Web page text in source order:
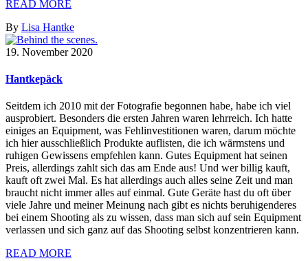
READ MORE
By Lisa Hantke
19. November 2020
Hantkepäck
Seitdem ich 2010 mit der Fotografie begonnen habe, habe ich viel
ausprobiert. Besonders die ersten Jahren waren lehrreich. Ich hatte
einiges an Equipment, was Fehlinvestitionen waren, darum möchte
ich hier ausschließlich Produkte auflisten, die ich wärmstens und
ruhigen Gewissens empfehlen kann. Gutes Equipment hat seinen
Preis, allerdings zahlt sich das am Ende aus! Und wer billig kauft,
kauft oft zwei Mal. Es hat allerdings auch alles seine Zeit und man
braucht nicht immer alles auf einmal. Gute Geräte hast du oft über
viele Jahre und meiner Meinung nach gibt es nichts beruhigenderes
bei einem Shooting als zu wissen, dass man sich auf sein Equipment
verlassen und sich ganz auf das Shooting selbst konzentrieren kann.
READ MORE